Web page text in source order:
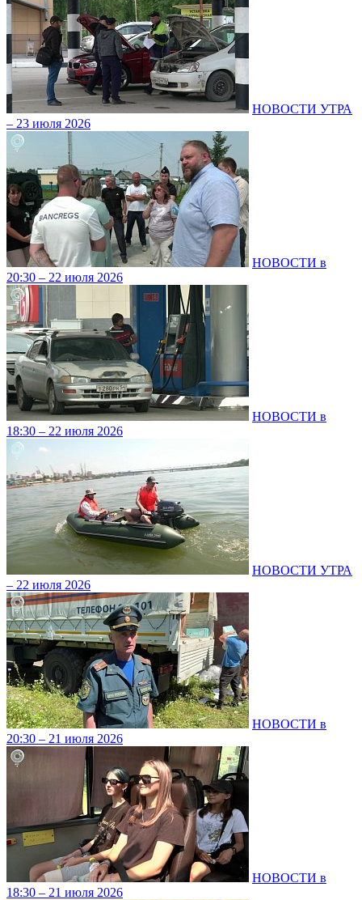
НОВОСТИ УТРА
– 23 июля 2026
НОВОСТИ в
20:30 – 22 июля 2026
НОВОСТИ в
18:30 – 22 июля 2026
НОВОСТИ УТРА
– 22 июля 2026
НОВОСТИ в
20:30 – 21 июля 2026
НОВОСТИ в
18:30 – 21 июля 2026